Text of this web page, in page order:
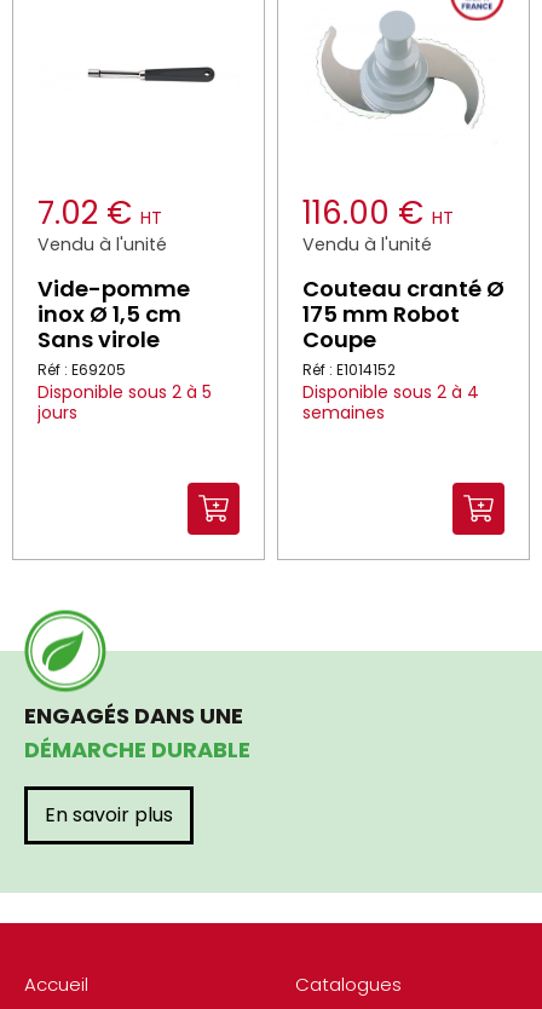
7.02 € HT
Vendu à l'unité
Vide-pomme
inox Ø 1,5 cm
Sans virole
Réf : E69205
Disponible sous 2 à 5
jours
116.00 € HT
Vendu à l'unité
Couteau cranté Ø
175 mm Robot
Coupe
Réf : E1014152
Disponible sous 2 à 4
semaines
Accueil
Catalogues
ENGAGÉS DANS UNE
DÉMARCHE DURABLE
En savoir plus